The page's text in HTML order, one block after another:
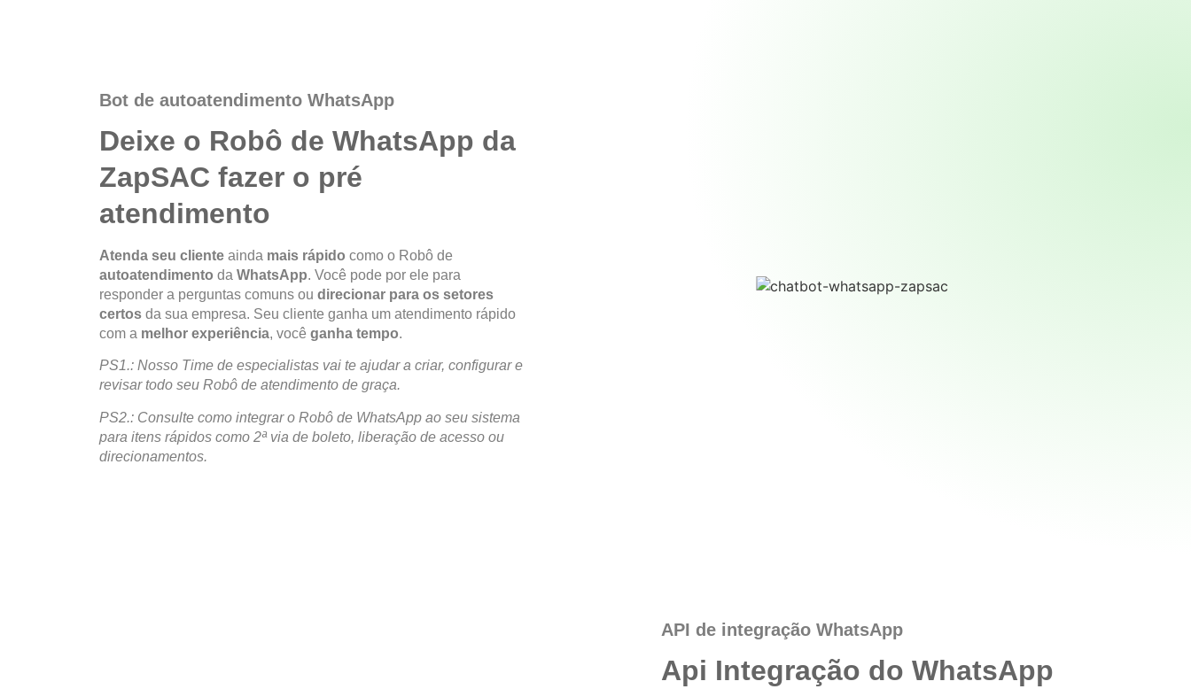
Bot de autoatendimento WhatsApp
Deixe o Robô de WhatsApp da
ZapSAC fazer o pré
atendimento
Atenda seu cliente ainda mais rápido como o Robô de
autoatendimento da WhatsApp. Você pode por ele para
responder a perguntas comuns ou direcionar para os setores
certos da sua empresa. Seu cliente ganha um atendimento rápido
com a melhor experiência, você ganha tempo.
PS1.: Nosso Time de especialistas vai te ajudar a criar, configurar e
revisar todo seu Robô de atendimento de graça.
PS2.: Consulte como integrar o Robô de WhatsApp ao seu sistema
para itens rápidos como 2ª via de boleto, liberação de acesso ou
direcionamentos.
API de integração WhatsApp
Api Integração do WhatsApp